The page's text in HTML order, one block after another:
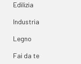
Edilizia
Industria
Legno
Fai da te